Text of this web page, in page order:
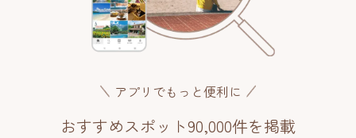
アプリでもっと便利に
おすすめスポット90,000件を掲載